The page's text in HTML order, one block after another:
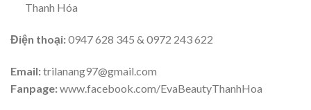
Thanh Hóa
Điện thoại:0947 628 345 & 0972 243 622
Email:trilanang97@gmail.com
Fanpage:www.facebook.com/EvaBeautyThanhHoa